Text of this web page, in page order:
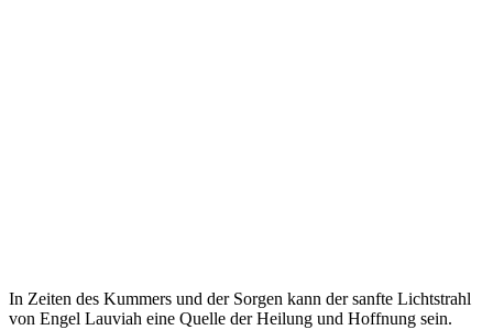
In Zeiten des Kummers und der Sorgen kann der sanfte Lichtstrahl
von Engel Lauviah eine Quelle der Heilung und Hoffnung sein.